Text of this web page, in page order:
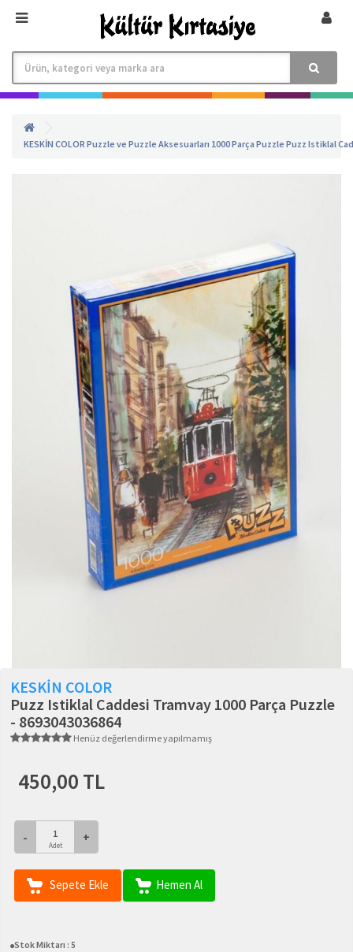
KESKİN COLOR Puzzle ve Puzzle Aksesuarları 1000 Parça Puzzle Puzz Istiklal
KESKİN COLOR
Puzz Istiklal Caddesi Tramvay 1000 Parça Puzzle
- 8693043036864
Henüz değerlendirme yapılmamış
450,00 TL
-
Adet
+
Sepete Ekle Hemen Al
Stok Miktarı : 5